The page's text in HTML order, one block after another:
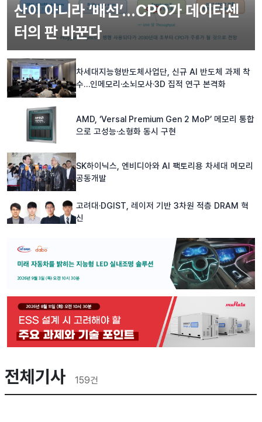
산이 아니라 ‘배선’…CPO가 데이터센
터의 판 바꾼다
차세대지능형반도체사업단, 신규 AI 반도체 과제 착
수…인메모리·소뇌모사·3D 집적 연구 본격화
AMD, ‘Versal Premium Gen 2 MoP’ 메모리 통합
으로 고성능·소형화 동시 구현
SK하이닉스, 엔비디아와 AI 팩토리용 차세대 메모리
공동개발
고려대·DGIST, 레이저 기반 3차원 적층 DRAM 혁
신
전체기사 159건